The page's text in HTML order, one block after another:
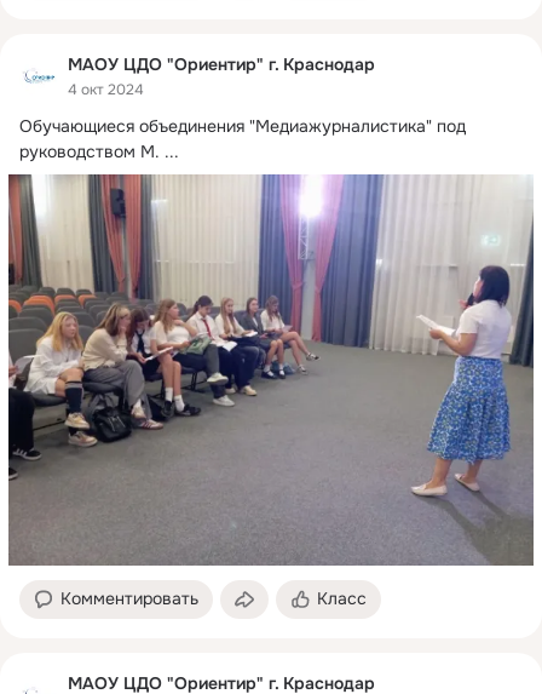
МАОУ ЦДО "Ориентир" г. Краснодар
4 окт 2024
Обучающиеся объединения "Медиажурналистика" под
руководством М. ...
Комментировать Класс
МАОУ ЦДО "Ориентир" г. Краснодар